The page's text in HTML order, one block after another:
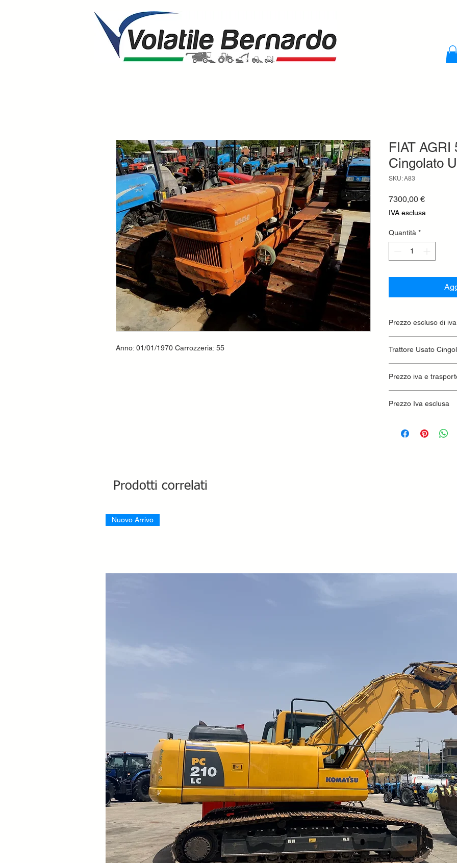
Anno: 01/01/1970 Carrozzeria: 55
FIAT AGRI
Cingolato
SKU: A83
7300,00 €Prezzo
IVA esclusa
Quantità *
Prezzo escluso di iva.
Trattore Usato
Prezzo iva e
Prezzo Iva esclusa
Prodotti correlati
Nuovo Arrivo